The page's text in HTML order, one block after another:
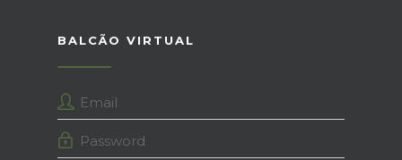
BALCÃO VIRTUAL